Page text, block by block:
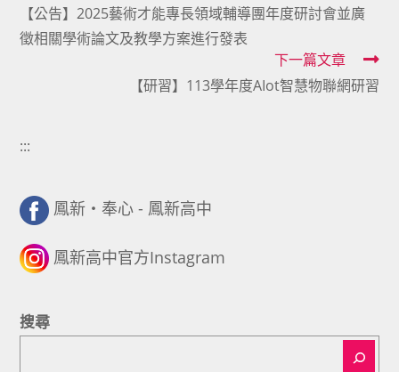
more
articles
【公告】2025藝術才能專長領域輔導團年度研討會並廣
徵相關學術論文及教學方案進行發表
下一篇文章
【研習】113學年度AIot智慧物聯網研習
:::
鳳新・奉心 - 鳳新高中
鳳新高中官方Instagram
搜尋